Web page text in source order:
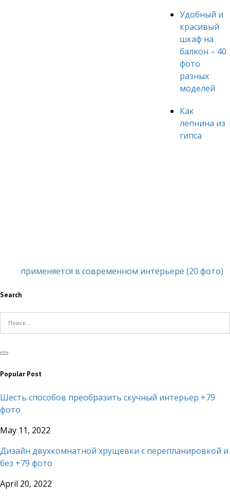
Удобный и
красивый
шкаф на
балкон – 40
фото
разных
моделей
Как
лепнина из
гипса
применяется в современном интерьере (20 фото)
Search
Popular Post
Шесть способов преобразить скучный интерьер +79
фото
May 11, 2022
Дизайн двухкомнатной хрущевки с перепланировкой и
без +79 фото
April 20, 2022